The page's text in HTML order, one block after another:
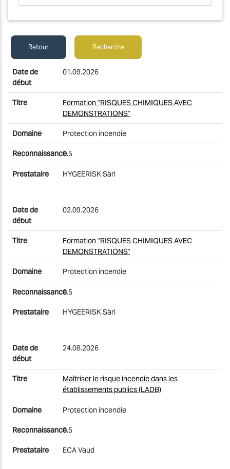
Retour Recherche
01.09.2026
Formation "RISQUES CHIMIQUES AVEC
DEMONSTRATIONS"
Protection incendie
0.5
HYGEERISK Sàrl
02.09.2026
Formation "RISQUES CHIMIQUES AVEC
DEMONSTRATIONS"
Protection incendie
0.5
HYGEERISK Sàrl
24.08.2026
Maîtriser le risque incendie dans les
établissements publics (LADB)
Protection incendie
0.5
ECA Vaud